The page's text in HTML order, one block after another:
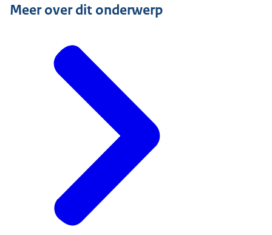
Meer over dit onderwerp